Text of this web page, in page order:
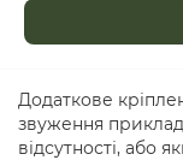
Додаткове
звуження
відсутності, або